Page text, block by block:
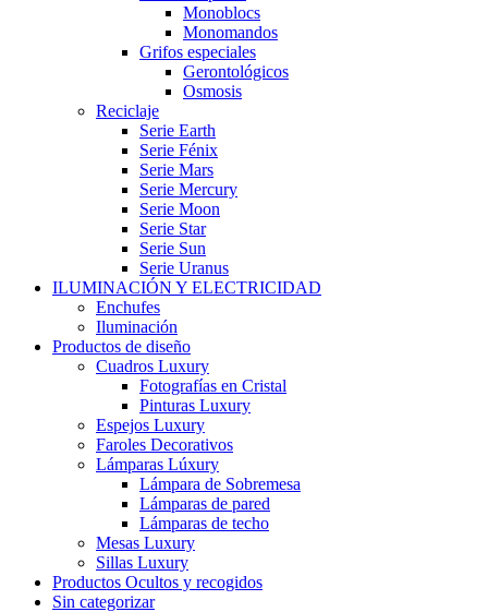
Monoblocs
Monomandos
Grifos especiales
Gerontológicos
Osmosis
Reciclaje
Serie Earth
Serie Fénix
Serie Mars
Serie Mercury
Serie Moon
Serie Star
Serie Sun
Serie Uranus
ILUMINACIÓN Y ELECTRICIDAD
Enchufes
Iluminación
Productos de diseño
Cuadros Luxury
Fotografías en Cristal
Pinturas Luxury
Espejos Luxury
Faroles Decorativos
Lámparas Lúxury
Lámpara de Sobremesa
Lámparas de pared
Lámparas de techo
Mesas Luxury
Sillas Luxury
Productos Ocultos y recogidos
Sin categorizar